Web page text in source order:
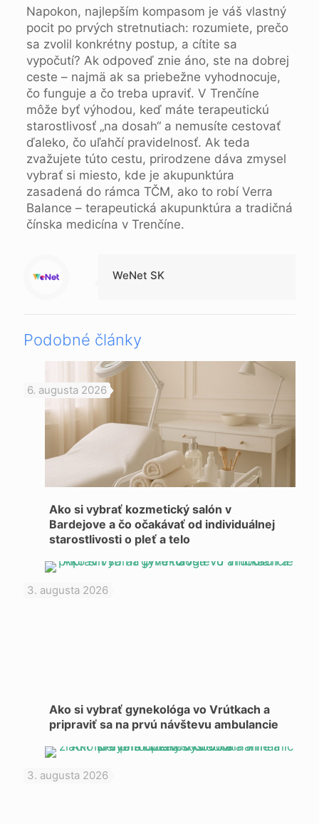
Napokon, najlepším kompasom je váš vlastný
pocit po prvých stretnutiach: rozumiete, prečo
sa zvolil konkrétny postup, a cítite sa
vypočutí? Ak odpoveď znie áno, ste na dobrej
ceste – najmä ak sa priebežne vyhodnocuje,
čo funguje a čo treba upraviť. V Trenčíne
môže byť výhodou, keď máte terapeutickú
starostlivosť „na dosah“ a nemusíte cestovať
ďaleko, čo uľahčí pravidelnosť. Ak teda
zvažujete túto cestu, prirodzene dáva zmysel
vybrať si miesto, kde je akupunktúra
zasadená do rámca TČM, ako to robí Verra
Balance – terapeutická akupunktúra a tradičná
čínska medicína v Trenčíne.
WeNet SK
Podobné články
6. augusta 2026
Ako si vybrať kozmetický salón v
Bardejove a čo očakávať od individuálnej
starostlivosti o pleť a telo
3. augusta 2026
Ako si vybrať gynekológa vo Vrútkach a
pripraviť sa na prvú návštevu ambulancie
3. augusta 2026